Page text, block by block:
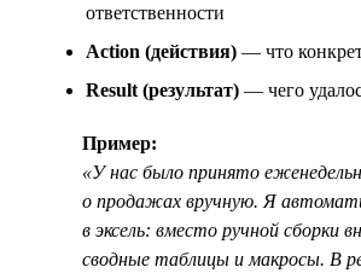
ответственности
Action (действия) — что
Result (результат) — чего
Пример:
«У нас было принято
о продажах вручную. Я
в эксель: вместо ручной сборки
сводные таблицы и макросы. В